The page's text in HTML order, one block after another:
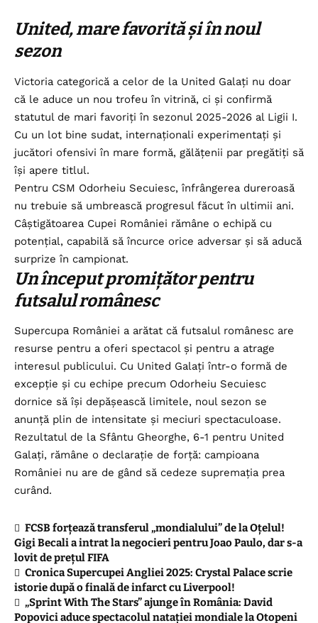
United, mare favorită și în noul
sezon
Victoria categorică a celor de la United Galați nu doar
că le aduce un nou trofeu în vitrină, ci și confirmă
statutul de mari favoriți în sezonul 2025-2026 al Ligii I.
Cu un lot bine sudat, internaționali experimentați și
jucători ofensivi în mare formă, gălățenii par pregătiți să
își apere titlul.
Pentru CSM Odorheiu Secuiesc, înfrângerea dureroasă
nu trebuie să umbrească progresul făcut în ultimii ani.
Câștigătoarea Cupei României rămâne o echipă cu
potențial, capabilă să încurce orice adversar și să aducă
surprize în campionat.
Un început promițător pentru
futsalul românesc
Supercupa României a arătat că futsalul românesc are
resurse pentru a oferi spectacol și pentru a atrage
interesul publicului. Cu United Galați într-o formă de
excepție și cu echipe precum Odorheiu Secuiesc
dornice să își depășească limitele, noul sezon se
anunță plin de intensitate și meciuri spectaculoase.
Rezultatul de la Sfântu Gheorghe, 6-1 pentru United
Galați, rămâne o declarație de forță: campioana
României nu are de gând să cedeze supremația prea
curând.
FCSB forțează transferul „mondialului” de la Oțelul!
Gigi Becali a intrat la negocieri pentru Joao Paulo, dar s-a
lovit de prețul FIFA
Cronica Supercupei Angliei 2025: Crystal Palace scrie
istorie după o finală de infarct cu Liverpool!
„Sprint With The Stars” ajunge în România: David
Popovici aduce spectacolul natației mondiale la Otopeni